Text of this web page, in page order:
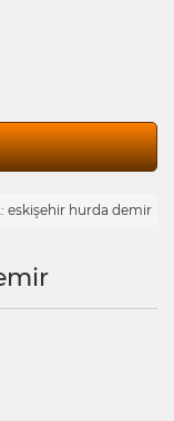
eskişehir hurda demir